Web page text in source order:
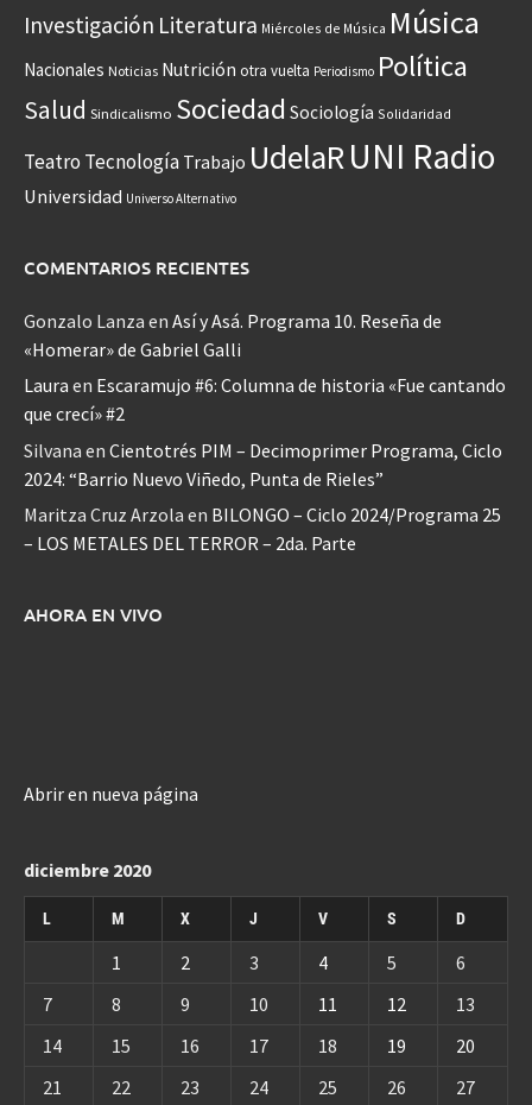
Investigación Literatura Miércoles de Música Música
Nacionales Noticias Nutrición otra vuelta Periodismo Política
Salud Sindicalismo Sociedad Sociología Solidaridad
Teatro Tecnología Trabajo UdelaR UNI Radio
Universidad Universo Alternativo
COMENTARIOS RECIENTES
Gonzalo Lanza en Así y Asá. Programa 10. Reseña de
«Homerar» de Gabriel Galli
Laura en Escaramujo #6: Columna de historia «Fue cantando
que crecí» #2
Silvana en Cientotrés PIM – Decimoprimer Programa, Ciclo
2024: “Barrio Nuevo Viñedo, Punta de Rieles”
Maritza Cruz Arzola en BILONGO – Ciclo 2024/Programa 25
– LOS METALES DEL TERROR – 2da. Parte
AHORA EN VIVO
Abrir en nueva página
diciembre 2020
L M X J V S D
1 2 3 4 5
6
7
8 9 10 11 12
13
14
15 16 17 18 19
20
21
22 23 24 25 26 27